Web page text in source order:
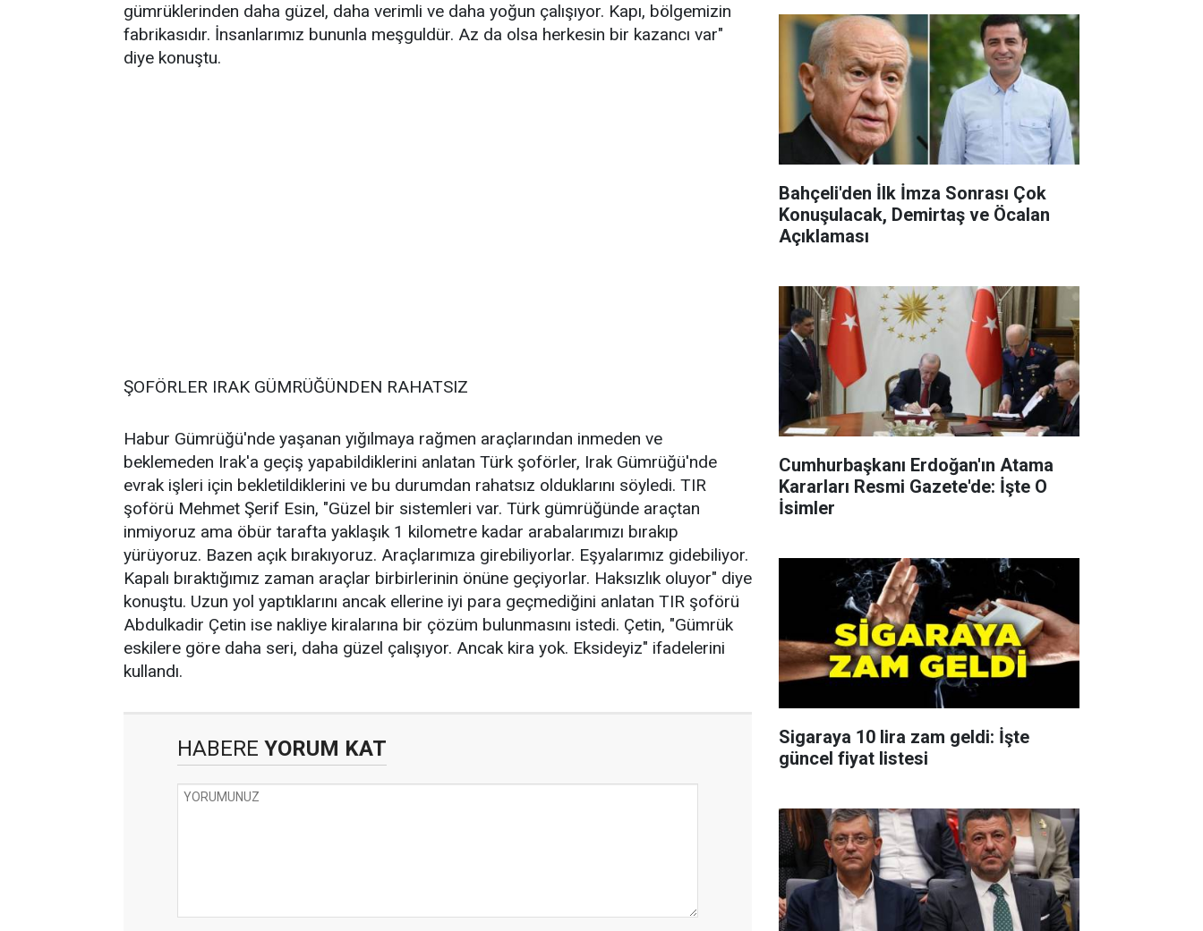
gümrüklerinden daha güzel, daha verimli ve daha yoğun çalışıyor. Kapı, bölgemizin
fabrikasıdır. İnsanlarımız bununla meşguldür. Az da olsa herkesin bir kazancı var"
diye konuştu.
ŞOFÖRLER IRAK GÜMRÜĞÜNDEN RAHATSIZ
Habur Gümrüğü'nde yaşanan yığılmaya rağmen araçlarından inmeden ve
beklemeden Irak'a geçiş yapabildiklerini anlatan Türk şoförler, Irak Gümrüğü'nde
evrak işleri için bekletildiklerini ve bu durumdan rahatsız olduklarını söyledi. TIR
şoförü Mehmet Şerif Esin, "Güzel bir sistemleri var. Türk gümrüğünde araçtan
inmiyoruz ama öbür tarafta yaklaşık 1 kilometre kadar arabalarımızı bırakıp
yürüyoruz. Bazen açık bırakıyoruz. Araçlarımıza girebiliyorlar. Eşyalarımız gidebiliyor.
Kapalı bıraktığımız zaman araçlar birbirlerinin önüne geçiyorlar. Haksızlık oluyor" diye
konuştu. Uzun yol yaptıklarını ancak ellerine iyi para geçmediğini anlatan TIR şoförü
Abdulkadir Çetin ise nakliye kiralarına bir çözüm bulunmasını istedi. Çetin, "Gümrük
eskilere göre daha seri, daha güzel çalışıyor. Ancak kira yok. Eksideyiz" ifadelerini
kullandı.
HABERE YORUM KAT
Bahçeli'den İlk İmza Sonrası Çok
Konuşulacak, Demirtaş ve Öcalan
Açıklaması
Cumhurbaşkanı Erdoğan'ın Atama
Kararları Resmi Gazete'de: İşte O
İsimler
Sigaraya 10 lira zam geldi: İşte
güncel fiyat listesi